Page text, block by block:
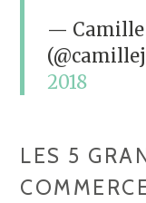
— Camille
2018
LES 5